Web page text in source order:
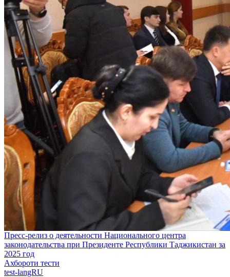
Пресс-релиз о деятельности Национального центра
законодательства при Президенте Республики Таджикистан за
2025 год
Ахбороти тести
test-langRU